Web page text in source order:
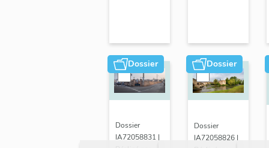
le-
Rotrou
Dossier
Dossier
IA72058831 |
Dossier
Dossier
IA72058826 |